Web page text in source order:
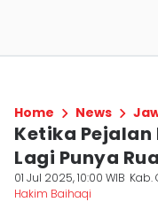
Home News
Ketika
Lagi Punya
01 Jul 2025, 10:00 WIB Kab.
Hakim Baihaqi